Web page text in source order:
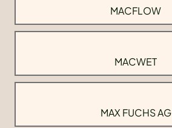
MACFLOW
MACWET
MAX FUCHS AG